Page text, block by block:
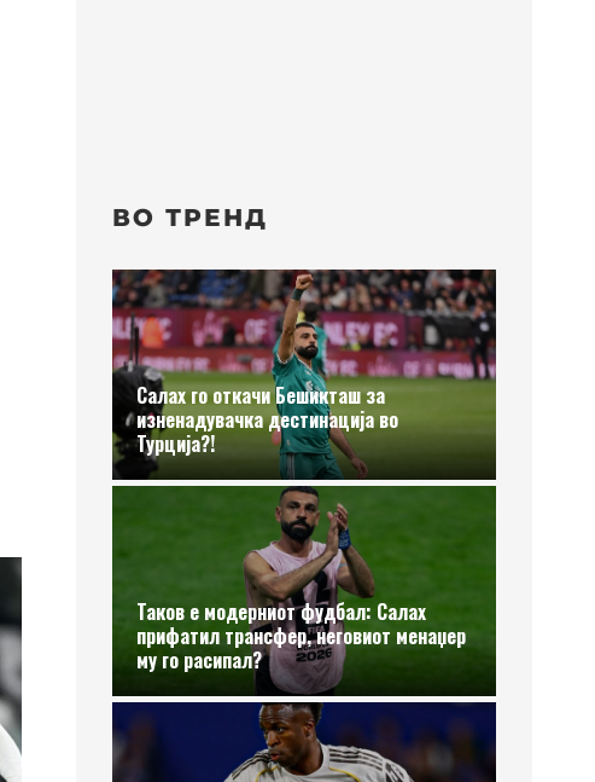
ВО ТРЕНД
Салах го откачи Бешикташ за
изненадувачка дестинација во
Турција?!
Таков е модерниот фудбал: Салах
прифатил трансфер, неговиот менаџер
му го расипал?